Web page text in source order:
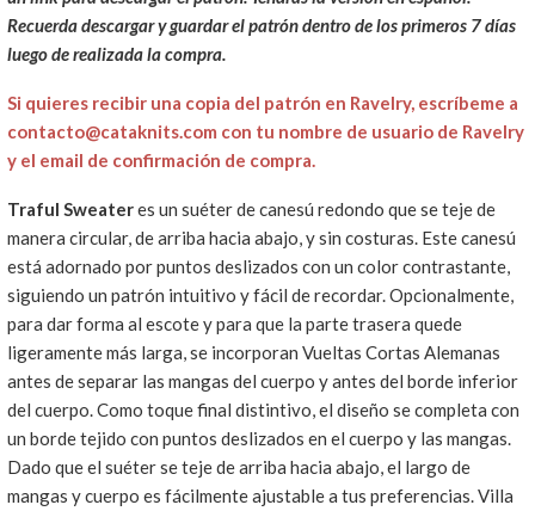
Recuerda descargar y guardar el patrón dentro de los primeros 7 días
luego de realizada la compra.
Si quieres recibir una copia del patrón en Ravelry, escríbeme a
contacto@cataknits.com con tu nombre de usuario de Ravelry
y el email de confirmación de compra.
Traful Sweateres un suéter de canesú redondo que se teje de
manera circular, de arriba hacia abajo, y sin costuras. Este canesú
está adornado por puntos deslizados con un color contrastante,
siguiendo un patrón intuitivo y fácil de recordar. Opcionalmente,
para dar forma al escote y para que la parte trasera quede
ligeramente más larga, se incorporan Vueltas Cortas Alemanas
antes de separar las mangas del cuerpo y antes del borde inferior
del cuerpo. Como toque final distintivo, el diseño se completa con
un borde tejido con puntos deslizados en el cuerpo y las mangas.
Dado que el suéter se teje de arriba hacia abajo, el largo de
mangas y cuerpo es fácilmente ajustable a tus preferencias. Villa